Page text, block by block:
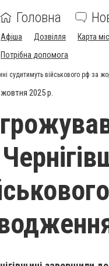
Головна
Афіша Дозвілля Карта
Потрібна допомога
судитимуть військового рф за
2025 р.